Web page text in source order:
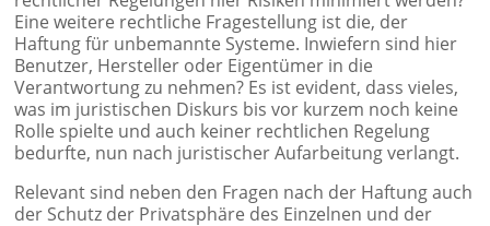
Eine weitere rechtliche Fragestellung ist die, der
Haftung für unbemannte Systeme. Inwiefern sind hier
Benutzer, Hersteller oder Eigentümer in die
Verantwortung zu nehmen? Es ist evident, dass vieles,
was im juristischen Diskurs bis vor kurzem noch keine
Rolle spielte und auch keiner rechtlichen Regelung
bedurfte, nun nach juristischer Aufarbeitung verlangt.
Relevant sind neben den Fragen nach der Haftung auch
der Schutz der Privatsphäre des Einzelnen und der